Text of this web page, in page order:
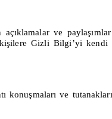
açıklamalar ve
Gizli Bilgi’yi kendi
konuşmaları ve